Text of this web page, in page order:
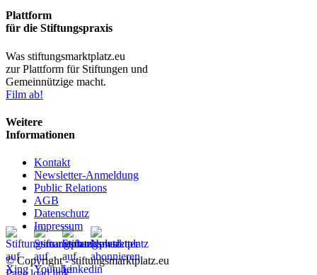
Plattform
für die Stiftungspraxis
Was stiftungsmarktplatz.eu
zur Plattform für Stiftungen und
Gemeinnützige macht.
Film ab!
Weitere
Informationen
Kontakt
Newsletter-Anmeldung
Public Relations
AGB
Datenschutz
Impressum
© Copyright - stiftungsmarktplatz.eu